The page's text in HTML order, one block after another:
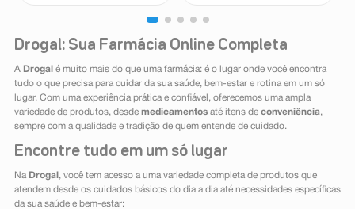
Drogal: Sua Farmácia Online Completa
A Drogal é muito mais do que uma farmácia: é o lugar onde você encontra
tudo o que precisa para cuidar da sua saúde, bem-estar e rotina em um só
lugar. Com uma experiência prática e confiável, oferecemos uma ampla
variedade de produtos, desde medicamentosaté itens de conveniência,
sempre com a qualidade e tradição de quem entende de cuidado.
Encontre tudo em um só lugar
Na Drogal , você tem acesso a uma variedade completa de produtos que
atendem desde os cuidados básicos do dia a dia até necessidades específicas
da sua saúde e bem-estar: